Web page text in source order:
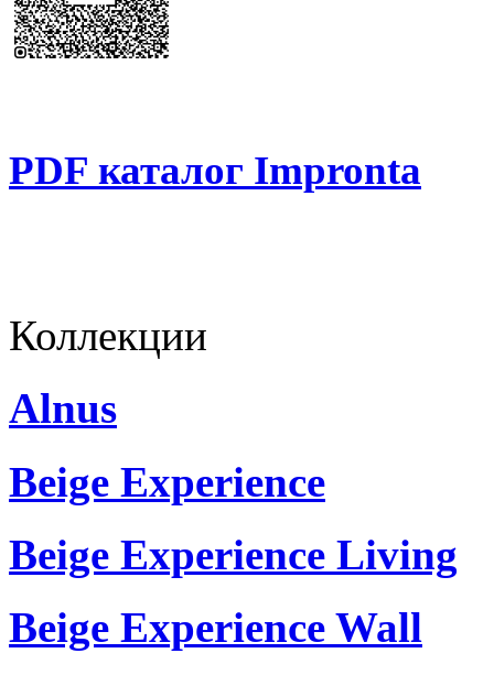
PDF каталог Impronta
Коллекции
Alnus
Beige Experience
Beige Experience Living
Beige Experience Wall